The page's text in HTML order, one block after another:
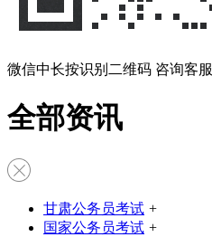
微信中长按识别二维码 咨询客服
全部资讯
甘肃公务员考试 +
国家公务员考试 +